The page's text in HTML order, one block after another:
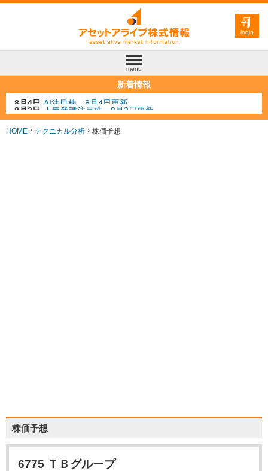
login
menu
新着情報
8月3日 人気業種注目株 8月3日更新
8月2日 金融注目株 8月2日更新
7月29日 日経225シグナル点灯
HOME テクニカル分析 株価予想
株価予想
6775 ＴＢグループ